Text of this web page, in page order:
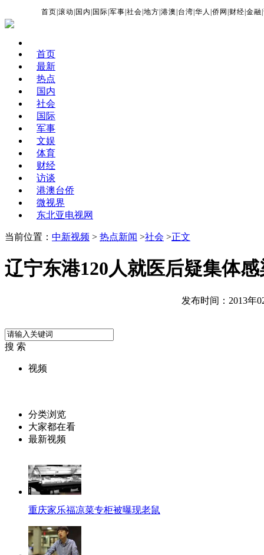
首页 |滚动 国内 国际 |军事 |社会 |地方 |港澳 台湾 |华人 |侨网 财经 |金融 |
首页
最新
热点
国内
社会
国际
军事
文娱
体育
财经
访谈
港澳台侨
微视界
东北亚电视网
当前位置： 中新视频 > 热点新闻 >社会 >正文
辽宁东港120人就医后疑集体
发布时间：2013年
搜 索
视频
分类浏览
大家都在看
最新视频
重庆家乐福凉菜专柜被曝现老鼠